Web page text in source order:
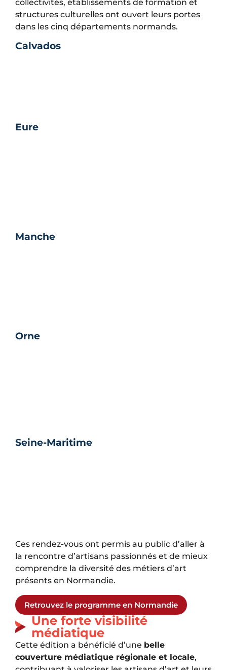
collectivités, établissements de formation et
structures culturelles ont ouvert leurs portes
dans les cinq départements normands.
Calvados
Eure
Manche
Orne
Seine-Maritime
Ces rendez-vous ont permis au public d’aller à
la rencontre d’artisans passionnés et de mieux
comprendre la diversité des métiers d’art
présents en Normandie.
Retrouvez le programme en Normandie
Une forte visibilité
médiatique
Cette édition a bénéficié d’une belle
couverture médiatique régionale et locale,